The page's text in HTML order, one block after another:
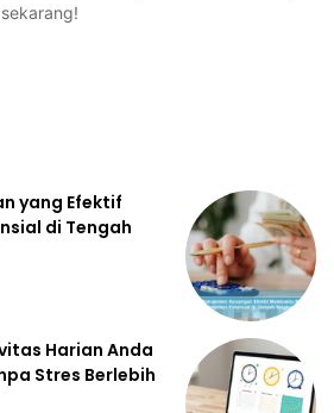
yang Efektif
di Tengah
Harian Anda
Stres Berlebih